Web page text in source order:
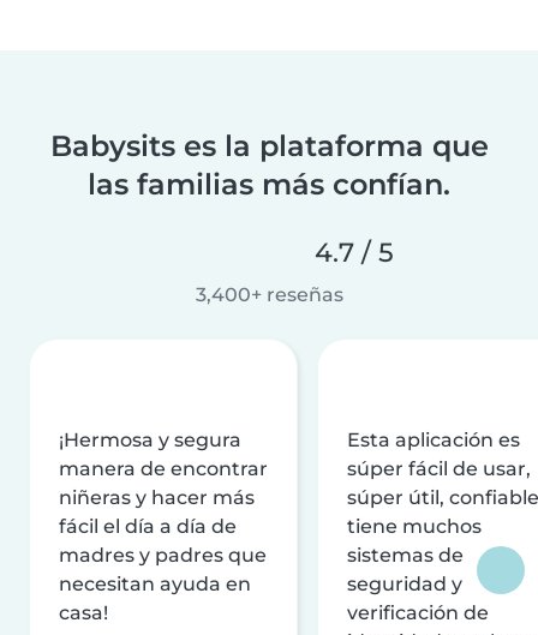
Babysits es la plataforma que
las familias más confían.
4.7 / 5
3,400+ reseñas
¡Hermosa y segura
manera de encontrar
niñeras y hacer más
fácil el día a día de
madres y padres que
necesitan ayuda en
casa!
Esta aplicación es
súper fácil de usar,
súper útil,
tiene muchos
sistemas de
seguridad y
verificación de